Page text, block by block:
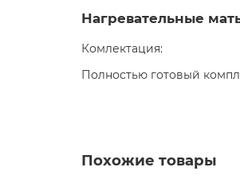
Нагревательные
Комлектация:
Полностью готовый
Похожие товары